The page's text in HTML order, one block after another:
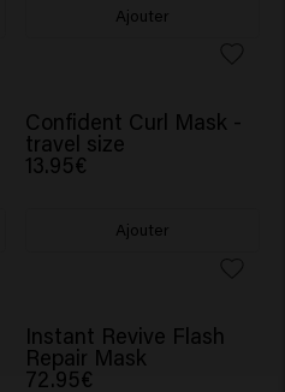
Ajouter
Confident Curl Mask -
travel size
13.95€
Ajouter
NOUVEAU
Instant Revive Flash
Repair Mask
72.95€